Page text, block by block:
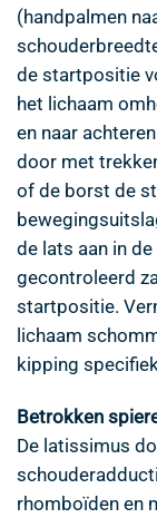
(handpalmen
de startpositie
het lichaam
en naar
door met
of de borst de
de lats aan in
gecontroleerd
startpositie.
lichaam
kipping
Betrokken
De latissimus
rhomboïden en